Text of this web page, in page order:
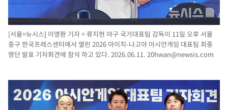
[서울=뉴시스] 이영환 기자 = 류지현 야구 국가대표팀 감독이 11일 오후 서울
중구 한국프레스센터에서 열린 2026 아이치-나고야 아시안게임 대표팀 최종
명단 발표 기자회견에 참석 하고 있다. 2026.06.11. 20hwan@newsis.com